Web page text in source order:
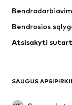
Apatiniai
Paltai
Proginiai
Bendrosios
Atsisakyti
SAUGUS